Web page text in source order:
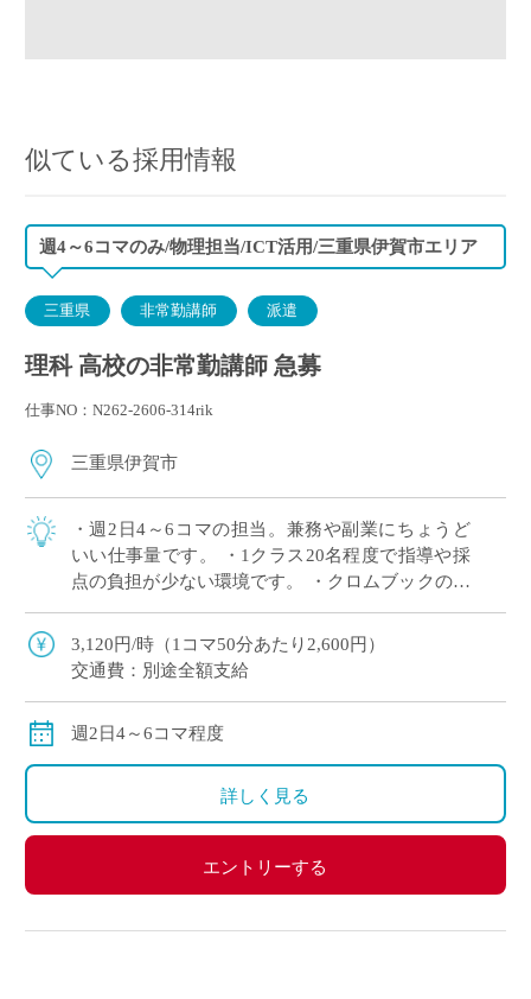
似ている採用情報
週4～6コマのみ/物理担当/ICT活用/三重県伊賀市エリア
三重県 非常勤講師 派遣
理科 高校の非常勤講師 急募
仕事NO：N262-2606-314rik
三重県伊賀市
・週2日4～6コマの担当。兼務や副業にちょうど
いい仕事量です。 ・1クラス20名程度で指導や採
点の負担が少ない環境です。 ・クロムブックの貸
与あり。ICTを活用して授業準備の負担を軽減で
きます。 ・高校免許のみ可。 ・三 […]
3,120円/時（1コマ50分あたり2,600円）
交通費：別途全額支給
週2日4～6コマ程度
詳しく見る
エントリーする